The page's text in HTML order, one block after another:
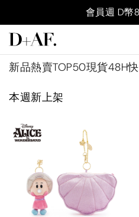
會員週 D幣
新品熱賣TOP50現貨48H
本週新上架